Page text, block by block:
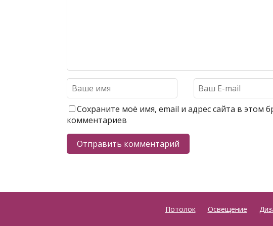
Сохраните моё имя, email и адрес сайта в этом
комментариев
Потолок Освещение